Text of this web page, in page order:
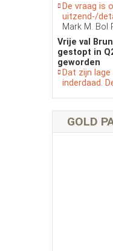
De vraag is
uitzend-/
Mark M. Bol
Vrije val
gestopt in
geworden
Dat zijn
inderdaad.
GOLD